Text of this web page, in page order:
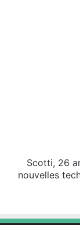
Scotti, 26
nouvelles